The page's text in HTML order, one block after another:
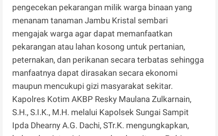
pengecekan pekarangan milik warga binaan yang
menanam tanaman Jambu Kristal sembari
mengajak warga agar dapat memanfaatkan
pekarangan atau lahan kosong untuk pertanian,
peternakan, dan perikanan secara terbatas sehingga
manfaatnya dapat dirasakan secara ekonomi
maupun mencukupi gizi masyarakat sekitar.
Kapolres Kotim AKBP Resky Maulana Zulkarnain,
S.H., S.I.K., M.H. melalui Kapolsek Sungai Sampit
Ipda Dhearny A.G. Dachi, STr.K. mengungkapkan,